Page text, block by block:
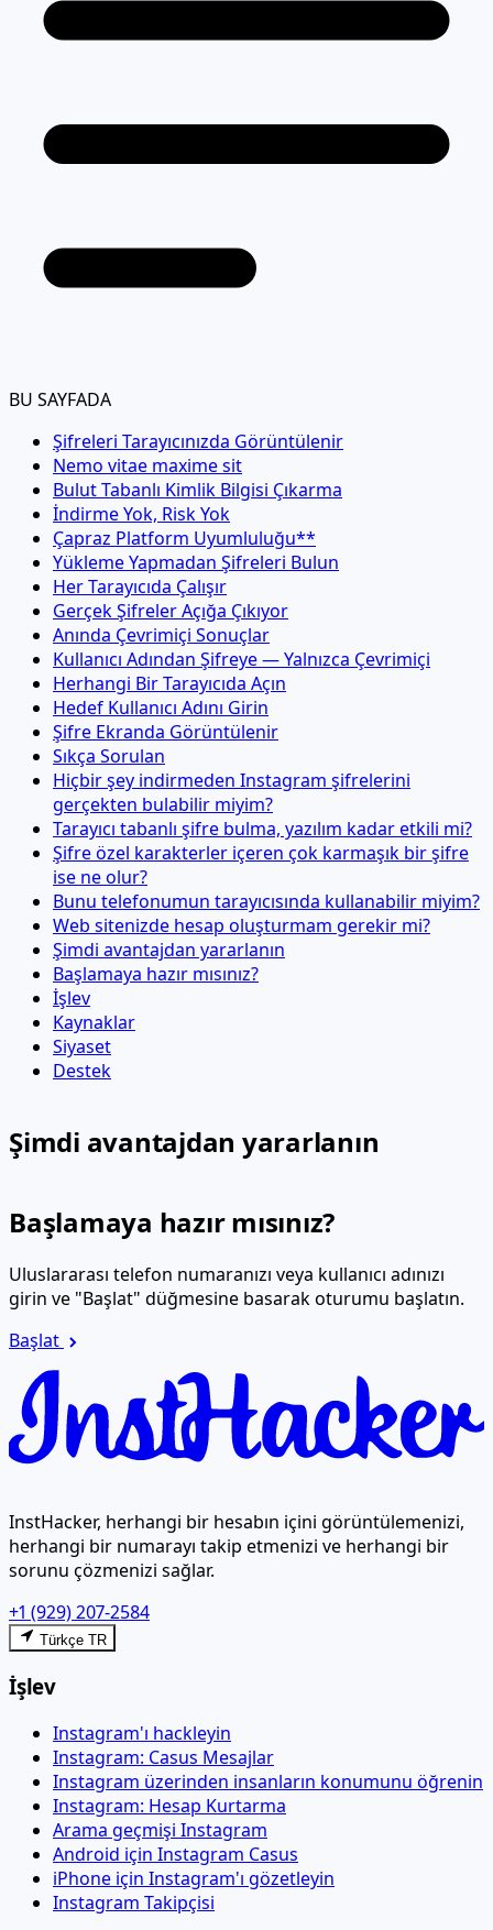
BU SAYFADA
Şifreleri Tarayıcınızda Görüntülenir
Nemo vitae maxime sit
Bulut Tabanlı Kimlik Bilgisi Çıkarma
İndirme Yok, Risk Yok
Çapraz Platform Uyumluluğu**
Yükleme Yapmadan Şifreleri Bulun
Her Tarayıcıda Çalışır
Gerçek Şifreler Açığa Çıkıyor
Anında Çevrimiçi Sonuçlar
Kullanıcı Adından Şifreye — Yalnızca Çevrimiçi
Herhangi Bir Tarayıcıda Açın
Hedef Kullanıcı Adını Girin
Şifre Ekranda Görüntülenir
Sıkça Sorulan
Hiçbir şey indirmeden Instagram şifrelerini
gerçekten bulabilir miyim?
Tarayıcı tabanlı şifre bulma, yazılım kadar etkili mi?
Şifre özel karakterler içeren çok karmaşık bir şifre
ise ne olur?
Bunu telefonumun tarayıcısında kullanabilir miyim?
Web sitenizde hesap oluşturmam gerekir mi?
Şimdi avantajdan yararlanın
Başlamaya hazır mısınız?
İşlev
Kaynaklar
Siyaset
Destek
Şimdi avantajdan yararlanın
Başlamaya hazır mısınız?
Uluslararası telefon numaranızı veya kullanıcı adınızı
girin ve "Başlat" düğmesine basarak oturumu başlatın.
Başlat
InstHacker, herhangi bir hesabın içini görüntülemenizi,
herhangi bir numarayı takip etmenizi ve herhangi bir
sorunu çözmenizi sağlar.
+1 (929) 207-2584
Türkçe TR
İşlev
Instagram'ı hackleyin
Instagram: Casus Mesajlar
Instagram üzerinden insanların konumunu öğrenin
Instagram: Hesap Kurtarma
Arama geçmişi Instagram
Android için Instagram Casus
iPhone için Instagram'ı gözetleyin
Instagram Takipçisi